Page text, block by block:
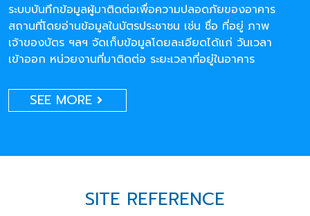
ระบบบันทึกข้อมูลผู้มาติดต่อเพื่อความปลอดภัยของอาคาร
สถานที่โดยอ่านข้อมูลในบัตรประชาชน เช่น ชื่อ ที่อยู่ ภาพ
เจ้าของบัตร ฯลฯ จัดเก็บข้อมูลโดยละเอียดได้แก่ วันเวลา
เข้าออก หน่วยงานที่มาติดต่อ ระยะเวลาที่อยู่ในอาคาร
SEE MORE
SITE REFERENCE